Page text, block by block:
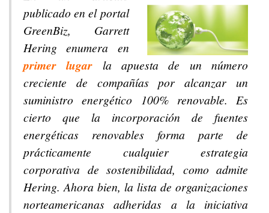
publicado en el portal
GreenBiz, Garrett
Hering enumera en
primer lugar la apuesta de un número
creciente de compañías por alcanzar un
suministro energético 100% renovable. Es
cierto que la incorporación de fuentes
energéticas renovables forma parte de
prácticamente cualquier estrategia
corporativa de sostenibilidad, como admite
Hering. Ahora bien, la lista de organizaciones
norteamericanas adheridas a la iniciativa